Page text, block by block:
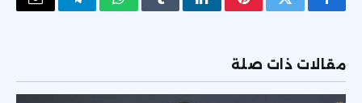
فيسبوكتويتر بينتيريستلينكدإنTumblrواتسابتيلقرامالبريد
مقالات ذات صلة